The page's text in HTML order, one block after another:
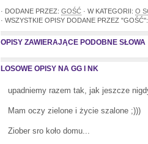
· DODANE PRZEZ: GOŚĆ · W KATEGORII: O
· WSZYSTKIE OPISY DODANE PRZEZ
OPISY ZAWIERAJĄCE PODOBNE SŁOWA
LOSOWE OPISY NA GG I NK
upadniemy razem tak, jak jeszcze
Mam oczy zielone i życie szalone ;)))
Ziober sro koło domu...